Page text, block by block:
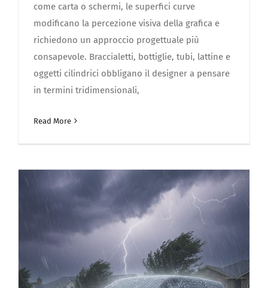
come carta o schermi, le superfici curve
modificano la percezione visiva della grafica e
richiedono un approccio progettuale più
consapevole. Braccialetti, bottiglie, tubi, lattine e
oggetti cilindrici obbligano il designer a pensare
in termini tridimensionali,
Read More